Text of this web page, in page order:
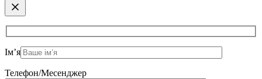
Ім’я
Телефон/Месенджер